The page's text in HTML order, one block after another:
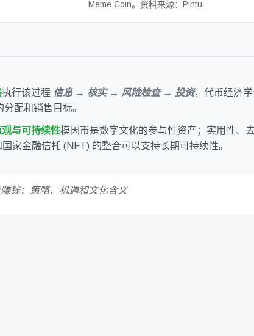
Meme Coin。资料来源：Pintu
执行该过程 信息 → 核实 → 风险检查 → 投资，代币经济
配和销售目标。
与可持续性模因币是数字文化的参与性资产；实用性、
家金融信托 (NFT) 的整合可以支持长期可持续性。
钱：策略、机遇和文化含义